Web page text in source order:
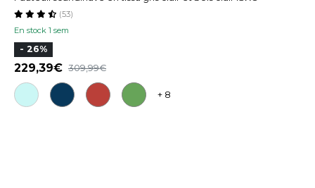
En stock 1 sem
(53)
- 26%
229,39 309,99
+ 8